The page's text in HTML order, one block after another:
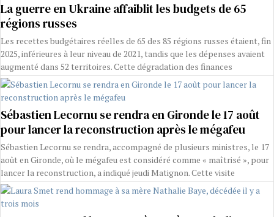
La guerre en Ukraine affaiblit les budgets de 65
régions russes
Les recettes budgétaires réelles de 65 des 85 régions russes étaient, fin
2025, inférieures à leur niveau de 2021, tandis que les dépenses avaient
augmenté dans 52 territoires. Cette dégradation des finances
Sébastien Lecornu se rendra en Gironde le 17 août
pour lancer la reconstruction après le mégafeu
Sébastien Lecornu se rendra, accompagné de plusieurs ministres, le 17
août en Gironde, où le mégafeu est considéré comme « maîtrisé », pour
lancer la reconstruction, a indiqué jeudi Matignon. Cette visite